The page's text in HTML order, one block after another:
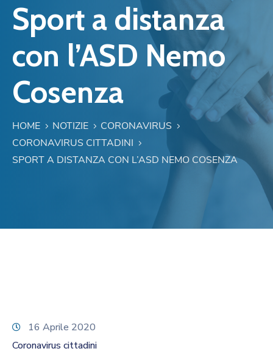
Cosenza
Contatti
Orari
Sport a distanza
con l’ASD Nemo
Cosenza
HOME NOTIZIE
CORONAVIRUS
CORONAVIRUS CITTADINI
SPORT A DISTANZA CON L’ASD NEMO COSENZA
16 Aprile 2020
Coronavirus cittadini